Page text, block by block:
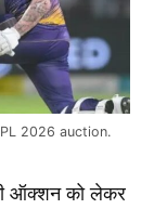
2026 auction.
ऑक्शन को लेकर